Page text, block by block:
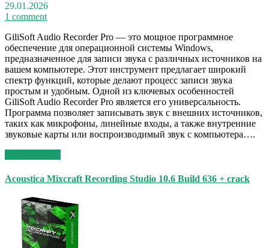
29.01.2026
1 comment
GiliSoft Audio Recorder Pro — это мощное программное
обеспечение для операционной системы Windows,
предназначенное для записи звука с различных источников на
вашем компьютере. Этот инструмент предлагает широкий
спектр функций, которые делают процесс записи звука
простым и удобным. Одной из ключевых особенностей
GiliSoft Audio Recorder Pro является его универсальность.
Программа позволяет записывать звук с внешних источников,
таких как микрофоны, линейные входы, а также внутренние
звуковые карты или воспроизводимый звук с компьютера….
Acoustica Mixcraft Recording Studio 10.6 Build 636 + crack